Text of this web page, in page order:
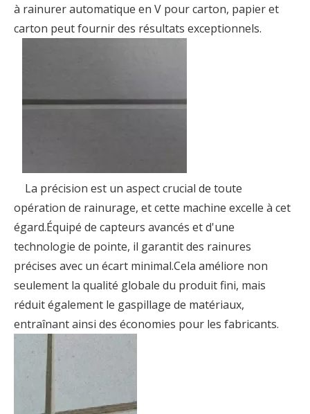
à rainurer automatique en V pour carton, papier et
carton peut fournir des résultats exceptionnels.
La précision est un aspect crucial de toute
opération de rainurage, et cette machine excelle à cet
égard.Équipé de capteurs avancés et d'une
technologie de pointe, il garantit des rainures
précises avec un écart minimal.Cela améliore non
seulement la qualité globale du produit fini, mais
réduit également le gaspillage de matériaux,
entraînant ainsi des économies pour les fabricants.